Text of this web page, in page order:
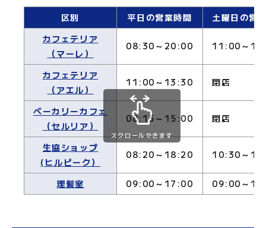
区別 平日の営業時間
土曜日の営
カフェテリア
（マーレ）
08:30～20:00 11:00～
カフェテリア
（アエル）
11:00～13:30 閉店
ベーカリーカフェ
（セルリア）
08:15～15:00 閉店
生協ショップ
(ヒルピーク）
08:20～18:20 10:30～
理髪室 09:00～17:00 09:00～
スクロールできます